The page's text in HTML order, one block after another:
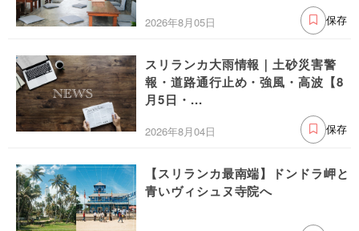
2026年8月05日 保存
スリランカ大雨情報｜土砂災害警
報・道路通行止め・強風・高波【8
月5日・...
2026年8月04日 保存
【スリランカ最南端】ドンドラ岬と
青いヴィシュヌ寺院へ